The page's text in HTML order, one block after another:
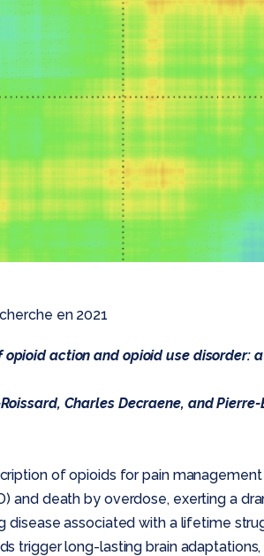
en 2021
action and opioid use disorder:
Charles Decraene, and
of opioids for pain
and death by overdose, exerting a
disease associated with a lifetime
trigger long-lasting brain